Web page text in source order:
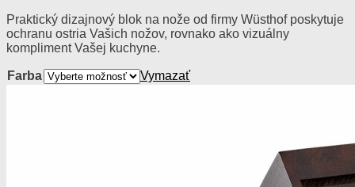
Praktický dizajnový blok na nože od firmy Wüsthof poskytuje
ochranu ostria Vašich nožov, rovnako ako vizuálny
kompliment Vašej kuchyne.
Farba Vymazať